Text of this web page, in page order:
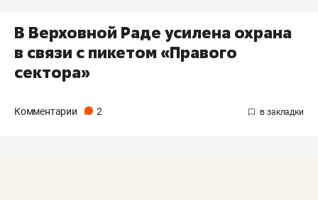
В Верховной Раде усилена охрана
в связи с пикетом «Правого
сектора»
Комментарии 2